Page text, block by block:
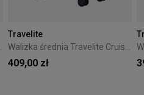
Travelite
409,00 zł